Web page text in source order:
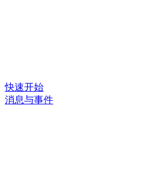
快速开始
消息与事件